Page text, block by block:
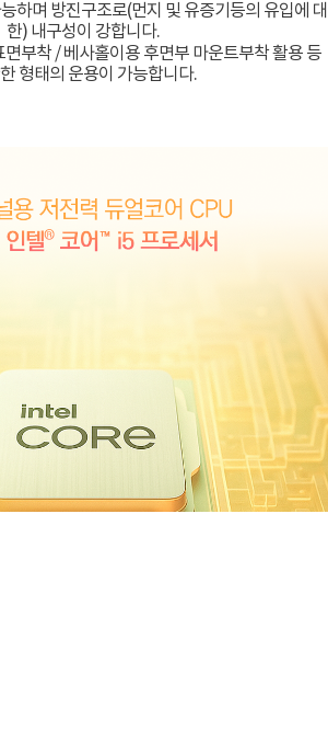
하며 방진구조로(먼지 및 유증기등의 유입에 대
한) 내구성이 강합니다.
부착 / 베사홀이용 후면부 마운트부착 활용 등
형태의 운용이 가능합니다.